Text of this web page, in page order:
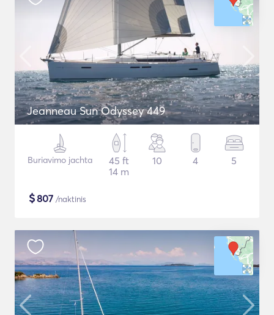
Jeanneau Sun Odyssey 449
Buriavimo jachta
45 ft
14 m
10 4 5
$807 /naktinis